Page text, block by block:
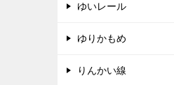
ゆいレール
ゆりかもめ
りんかい線